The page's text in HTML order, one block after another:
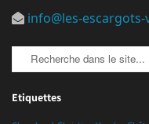
info@les-
Etiquettes